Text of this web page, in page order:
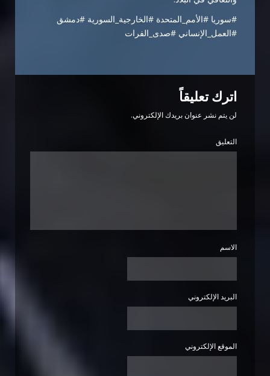
#سوريا #الأمم_المتحدة #الخارجية_السورية #دمشق
#العمل_الإنساني #صدى_الفرات
اترك تعليقاً
لن يتم نشر عنوان بريدك الإلكتروني.
التعليق
الاسم
البريد الإلكتروني
الموقع الإلكتروني